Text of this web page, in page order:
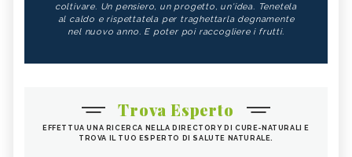
coltivare. Un pensiero, un progetto, un'idea. Tenetela
al caldo e rispettatela per traghettarla degnamente
nel nuovo anno. E poter poi raccogliere i frutti.
Trova Esperto
EFFETTUA UNA RICERCA NELLA DIRECTORY DI CURE-NATURALI E
TROVA IL TUO ESPERTO DI SALUTE NATURALE.